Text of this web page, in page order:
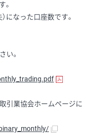
。
になった口座数です。
い。
引業協会ホームページに